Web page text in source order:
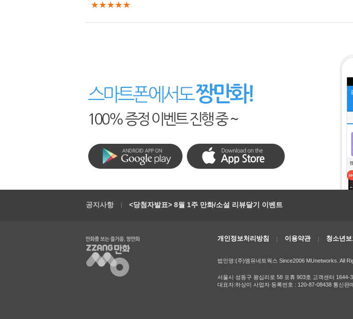
★★★★★
공지사항 <당첨자발표> 8월 1주 만화/소설 리뷰달기 이벤트
개인정보처리방침 이용약관 청소년
법인명:(주)엠유네트웍스 Since2006 MUnetworks. All
서울시 성동구 왕십리로 58 포휴 903호 고객센터
대표자:하상미 사업자 등록번호 : 120-87-08438 통신판